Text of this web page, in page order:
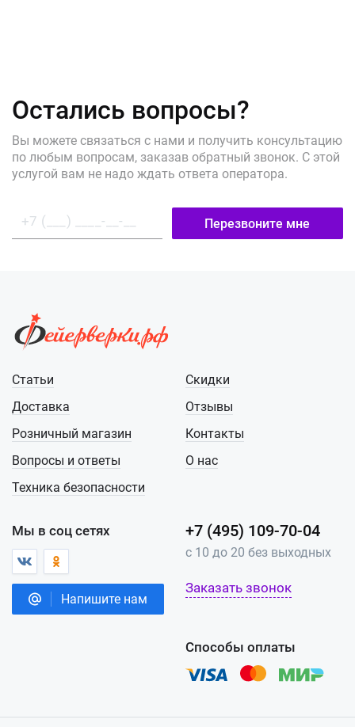
Остались вопросы?
Вы можете связаться с нами и получить консультацию
по любым вопросам, заказав обратный звонок. С этой
услугой вам не надо ждать ответа оператора.
Перезвоните мне
Статьи
Доставка
Розничный магазин
Вопросы и ответы
Техника безопасности
Скидки
Отзывы
Контакты
О нас
Мы в соц сетях
Напишите нам
+7 (495) 109-70-04
с 10 до 20 без выходных
Заказать звонок
Способы оплаты